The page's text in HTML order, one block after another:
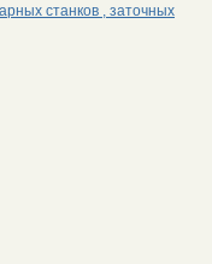
станков , заточных